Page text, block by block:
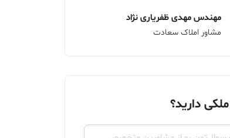
مهندس مهدی ظفریاری نژاد
مشاور املاک سعادت
دارید؟